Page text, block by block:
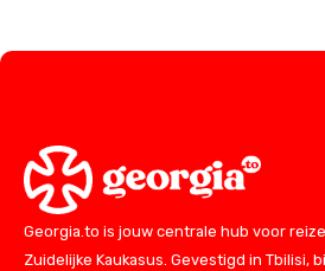
Georgia.to is jouw centrale hub voor
Zuidelijke Kaukasus. Gevestigd in Tbilisi,